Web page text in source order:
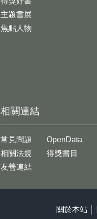
主題書展
焦點人物
相關連結
常見問題
相關法規
友善連結
OpenData
得獎書目
關於本站